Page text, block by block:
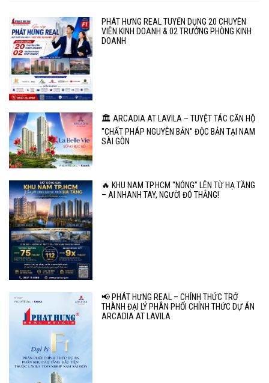
PHÁT HƯNG REAL TUYỂN DỤNG 20 CHUYÊN
VIÊN KINH DOANH & 02 TRƯỞNG PHÒNG KINH
DOANH
🏛️ ARCADIA AT LAVILA – TUYỆT TÁC CĂN HỘ
"CHẤT PHÁP NGUYÊN BẢN" ĐỘC BẢN TẠI NAM
SÀI GÒN
🔥 KHU NAM TP.HCM “NÓNG” LÊN TỪ HẠ TẦNG
– AI NHANH TAY, NGƯỜI ĐÓ THẮNG!
📢 PHÁT HƯNG REAL – CHÍNH THỨC TRỞ
THÀNH ĐẠI LÝ PHÂN PHỐI CHÍNH THỨC DỰ ÁN
ARCADIA AT LAVILA